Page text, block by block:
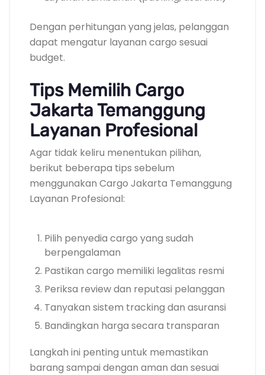
Dengan perhitungan yang jelas, pelanggan
dapat mengatur layanan cargo sesuai
budget.
Tips Memilih Cargo
Jakarta Temanggung
Layanan Profesional
Agar tidak keliru menentukan pilihan,
berikut beberapa tips sebelum
menggunakan Cargo Jakarta Temanggung
Layanan Profesional:
Pilih penyedia cargo yang sudah
berpengalaman
Pastikan cargo memiliki legalitas resmi
Periksa review dan reputasi pelanggan
Tanyakan sistem tracking dan asuransi
Bandingkan harga secara transparan
Langkah ini penting untuk memastikan
barang sampai dengan aman dan sesuai